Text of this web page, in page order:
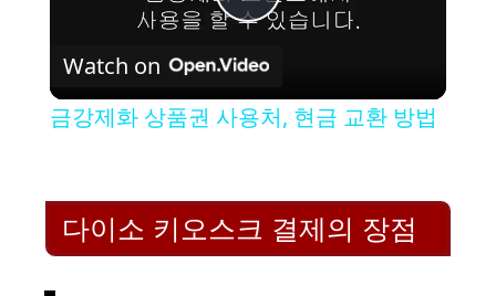
P
y
Watch on
금강제화 상품권 사용처, 현금 교환 방법
다이소 키오스크 결제의 장점